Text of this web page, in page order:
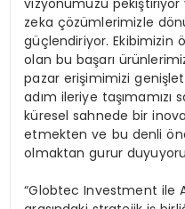
vizyonumuzu
zeka çözümlerimizle
güçlendiriyor. Ekibimizin
olan bu başarı
pazar erişimimizi
adım ileriye taşımamızı
küresel sahnede bir
etmekten ve bu denli
olmaktan gurur
“Globtec Investment ile